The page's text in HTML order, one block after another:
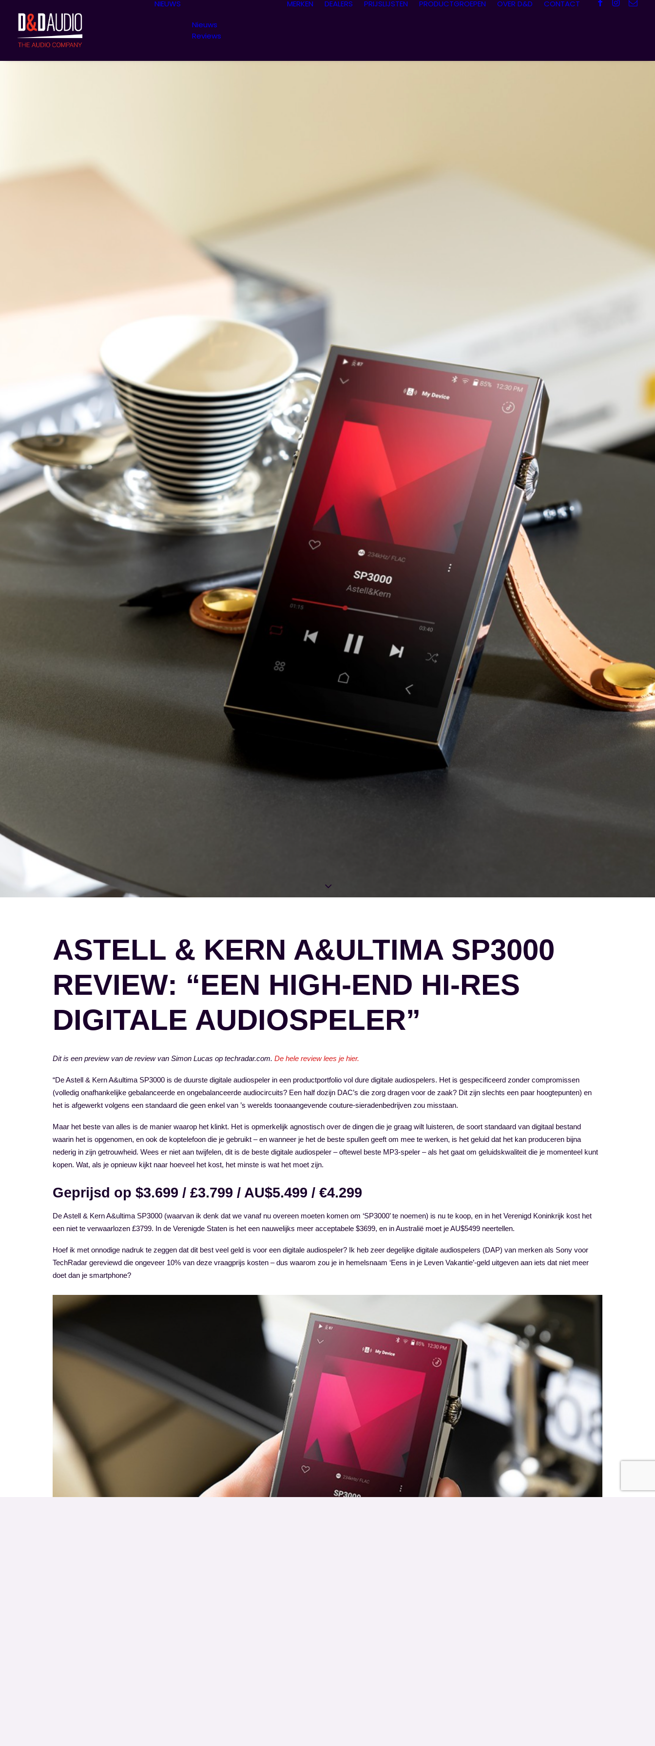
NIEUWS
Nieuws
Reviews
MERKEN DEALERS PRIJSLIJSTEN PRODUCTGROEPEN OVER D&D CONTACT
ASTELL & KERN A&ULTIMA SP3000
REVIEW: “EEN HIGH-END HI-RES
DIGITALE AUDIOSPELER”
Dit is een preview van de review van Simon Lucas op techradar.com. De hele review lees je hier.
“De Astell & Kern A&ultima SP3000 is de duurste digitale audiospeler in een productportfolio vol dure digitale audiospelers. Het is gespecificeerd zonder compromissen
(volledig onafhankelijke gebalanceerde en ongebalanceerde audiocircuits? Een half dozijn DAC’s die zorg dragen voor de zaak? Dit zijn slechts een paar hoogtepunten) en
het is afgewerkt volgens een standaard die geen enkel van ’s werelds toonaangevende couture-sieradenbedrijven zou misstaan.
Maar het beste van alles is de manier waarop het klinkt. Het is opmerkelijk agnostisch over de dingen die je graag wilt luisteren, de soort standaard van digitaal bestand
waarin het is opgenomen, en ook de koptelefoon die je gebruikt – en wanneer je het de beste spullen geeft om mee te werken, is het geluid dat het kan produceren bijna
nederig in zijn getrouwheid. Wees er niet aan twijfelen, dit is de beste digitale audiospeler – oftewel beste MP3-speler – als het gaat om geluidskwaliteit die je momenteel kunt
kopen. Wat, als je opnieuw kijkt naar hoeveel het kost, het minste is wat het moet zijn.
Geprijsd op $3.699 / £3.799 / AU$5.499 / €4.299
De Astell & Kern A&ultima SP3000 (waarvan ik denk dat we vanaf nu overeen moeten komen om ‘SP3000’ te noemen) is nu te koop, en in het Verenigd Koninkrijk kost het
een niet te verwaarlozen £3799. In de Verenigde Staten is het een nauwelijks meer acceptabele $3699, en in Australië moet je AU$5499 neertellen.
Hoef ik met onnodige nadruk te zeggen dat dit best veel geld is voor een digitale audiospeler? Ik heb zeer degelijke digitale audiospelers (DAP) van merken als Sony voor
TechRadar gereviewd die ongeveer 10% van deze vraagprijs kosten – dus waarom zou je in hemelsnaam ‘Eens in je Leven Vakantie’-geld uitgeven aan iets dat niet meer
doet dan je smartphone?